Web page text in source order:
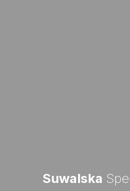
Suwalska